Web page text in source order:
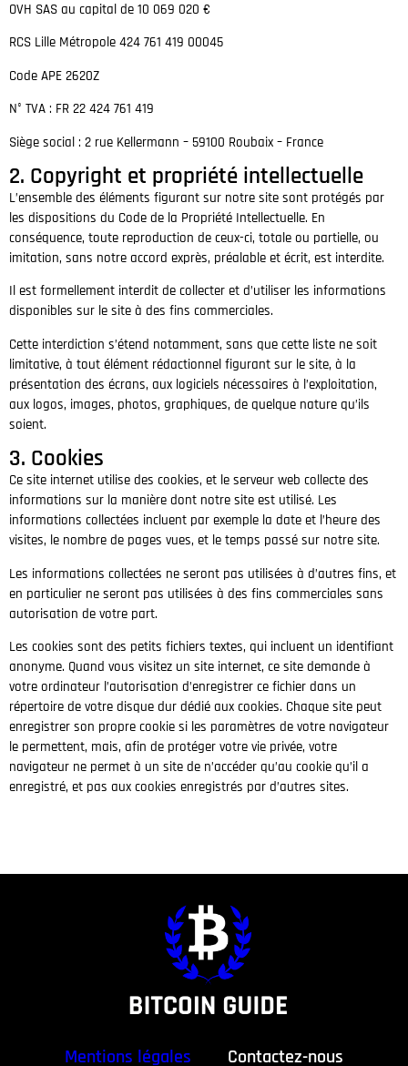
OVH SAS au capital de 10 069 020 €
RCS Lille Métropole 424 761 419 00045
Code APE 2620Z
N° TVA : FR 22 424 761 419
Siège social : 2 rue Kellermann – 59100 Roubaix – France
2. Copyright et propriété intellectuelle
L’ensemble des éléments figurant sur notre site sont protégés par
les dispositions du Code de la Propriété Intellectuelle. En
conséquence, toute reproduction de ceux-ci, totale ou partielle, ou
imitation, sans notre accord exprès, préalable et écrit, est interdite.
Il est formellement interdit de collecter et d’utiliser les informations
disponibles sur le site à des fins commerciales.
Cette interdiction s’étend notamment, sans que cette liste ne soit
limitative, à tout élément rédactionnel figurant sur le site, à la
présentation des écrans, aux logiciels nécessaires à l’exploitation,
aux logos, images, photos, graphiques, de quelque nature qu’ils
soient.
3. Cookies
Ce site internet utilise des cookies, et le serveur web collecte des
informations sur la manière dont notre site est utilisé. Les
informations collectées incluent par exemple la date et l’heure des
visites, le nombre de pages vues, et le temps passé sur notre site.
Les informations collectées ne seront pas utilisées à d’autres fins, et
en particulier ne seront pas utilisées à des fins commerciales sans
autorisation de votre part.
Les cookies sont des petits fichiers textes, qui incluent un identifiant
anonyme. Quand vous visitez un site internet, ce site demande à
votre ordinateur l’autorisation d’enregistrer ce fichier dans un
répertoire de votre disque dur dédié aux cookies. Chaque site peut
enregistrer son propre cookie si les paramètres de votre navigateur
le permettent, mais, afin de protéger votre vie privée, votre
navigateur ne permet à un site de n’accéder qu’au cookie qu’il a
enregistré, et pas aux cookies enregistrés par d’autres sites.
Mentions légales Contactez-nous